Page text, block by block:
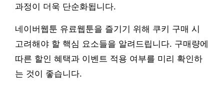
과정이 더욱 단순화됩니다.
네이버웹툰 유료웹툰을 즐기기 위해 쿠키 구매 시
고려해야 할 핵심 요소들을 알려드립니다. 구매량에
따른 할인 혜택과 이벤트 적용 여부를 미리 확인하
는 것이 좋습니다.